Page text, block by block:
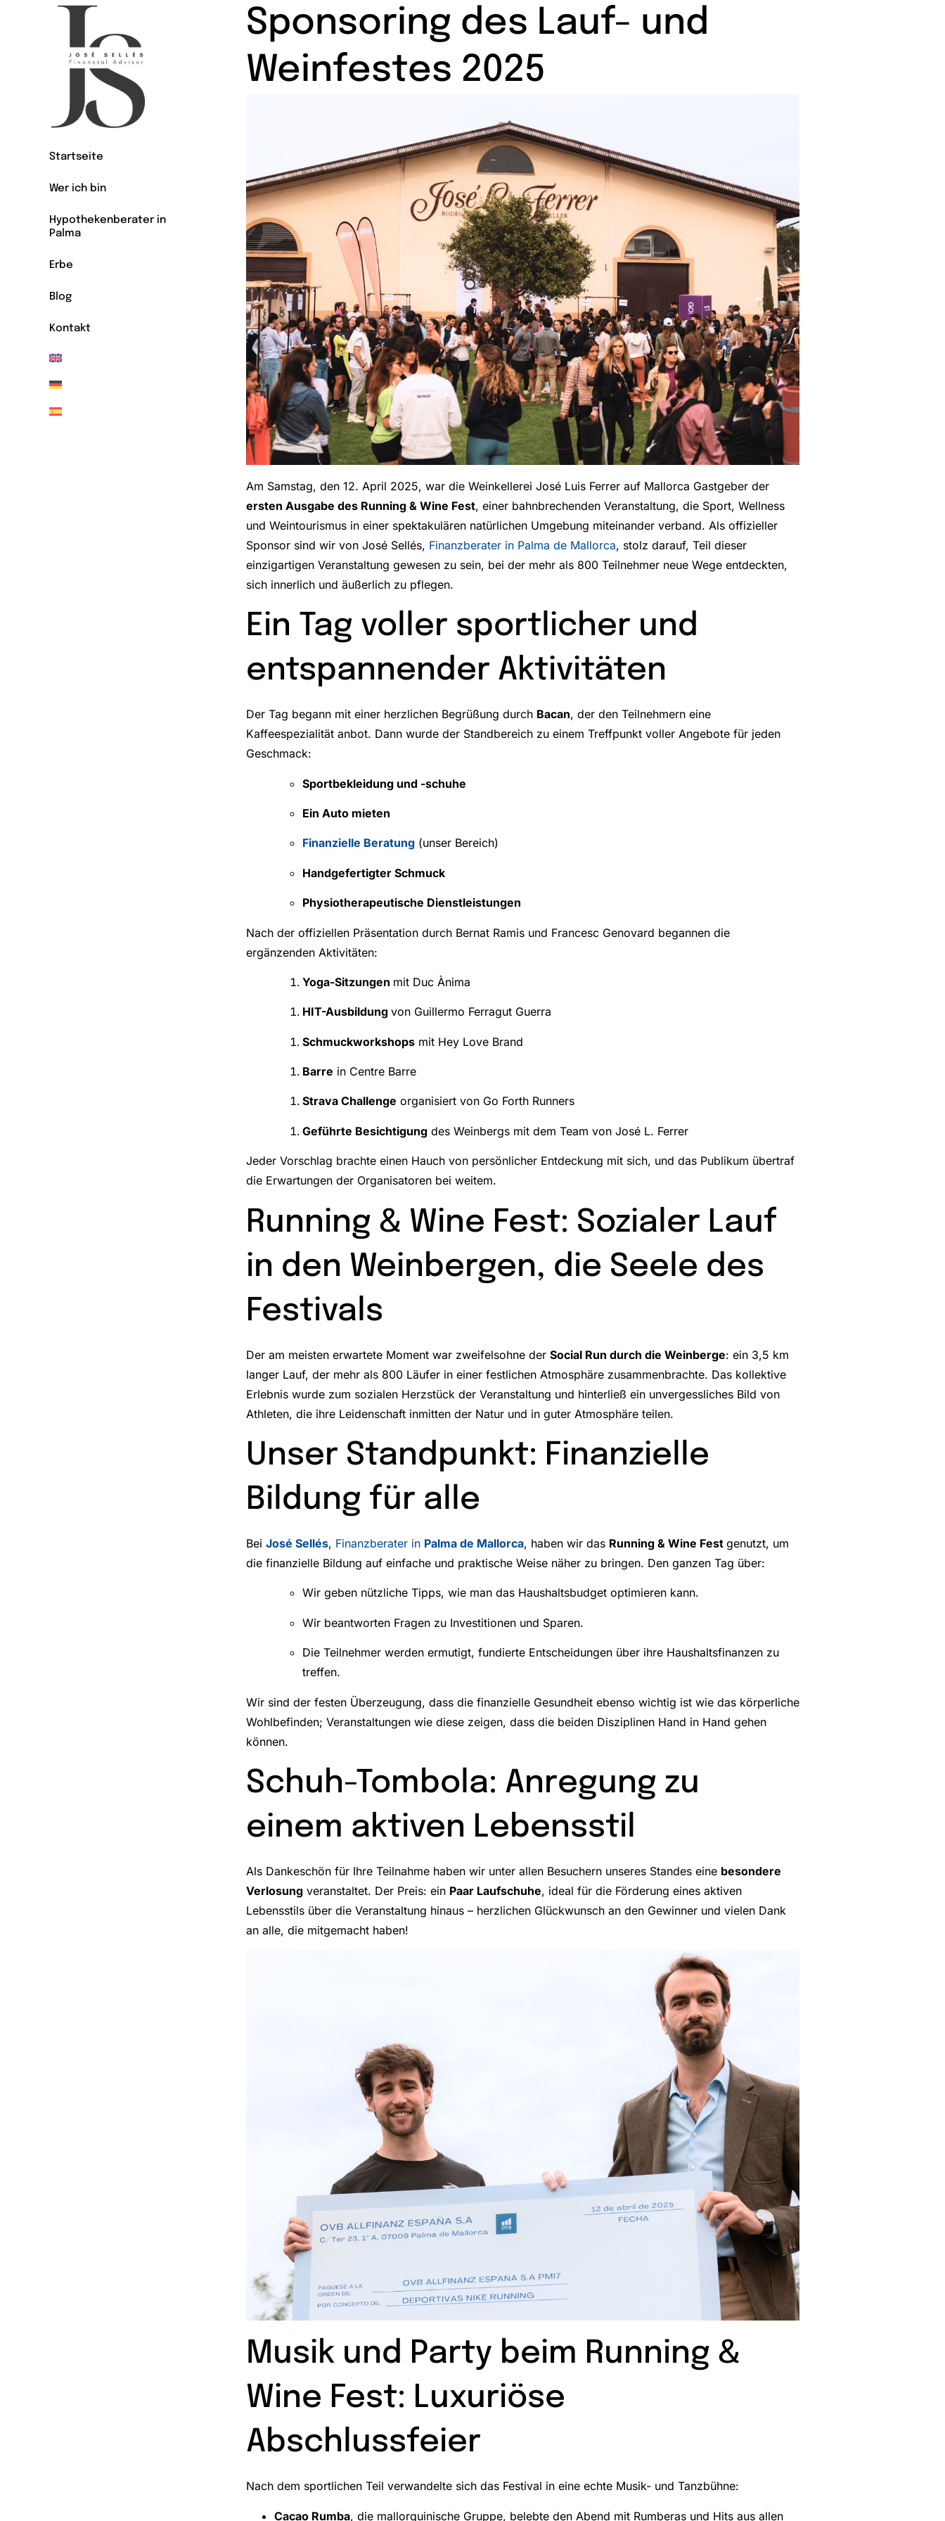
Startseite
Wer ich bin
Hypothekenberater in
Palma
Erbe
Blog
Kontakt
Sponsoring des Lauf- und
Weinfestes 2025
Am Samstag, den 12. April 2025, war die Weinkellerei José Luis Ferrer auf Mallorca Gastgeber der
ersten Ausgabe des Running & Wine Fest, einer bahnbrechenden Veranstaltung, die Sport, Wellness
und Weintourismus in einer spektakulären natürlichen Umgebung miteinander verband. Als offizieller
Sponsor sind wir von José Sellés, Finanzberater in Palma de Mallorca, stolz darauf, Teil dieser
einzigartigen Veranstaltung gewesen zu sein, bei der mehr als 800 Teilnehmer neue Wege entdeckten,
sich innerlich und äußerlich zu pflegen.
Ein Tag voller sportlicher und
entspannender Aktivitäten
Der Tag begann mit einer herzlichen Begrüßung durch Bacan, der den Teilnehmern eine
Kaffeespezialität anbot. Dann wurde der Standbereich zu einem Treffpunkt voller Angebote für jeden
Geschmack:
Sportbekleidung und -schuhe
Ein Auto mieten
Finanzielle Beratung (unser Bereich)
Handgefertigter Schmuck
Physiotherapeutische Dienstleistungen
Nach der offiziellen Präsentation durch Bernat Ramis und Francesc Genovard begannen die
ergänzenden Aktivitäten:
Yoga-Sitzungen mit Duc Ànima
HIT-Ausbildung von Guillermo Ferragut Guerra
Schmuckworkshops mit Hey Love Brand
Barre in Centre Barre
Strava Challenge organisiert von Go Forth Runners
Geführte Besichtigung des Weinbergs mit dem Team von José L. Ferrer
Jeder Vorschlag brachte einen Hauch von persönlicher Entdeckung mit sich, und das Publikum übertraf
die Erwartungen der Organisatoren bei weitem.
Running & Wine Fest: Sozialer Lauf
in den Weinbergen, die Seele des
Festivals
Der am meisten erwartete Moment war zweifelsohne der Social Run durch die Weinberge: ein 3,5 km
langer Lauf, der mehr als 800 Läufer in einer festlichen Atmosphäre zusammenbrachte. Das kollektive
Erlebnis wurde zum sozialen Herzstück der Veranstaltung und hinterließ ein unvergessliches Bild von
Athleten, die ihre Leidenschaft inmitten der Natur und in guter Atmosphäre teilen.
Unser Standpunkt: Finanzielle
Bildung für alle
Bei José Sellés, Finanzberater in Palma de Mallorca, haben wir das Running & Wine Fest genutzt, um
die finanzielle Bildung auf einfache und praktische Weise näher zu bringen. Den ganzen Tag über:
Wir geben nützliche Tipps, wie man das Haushaltsbudget optimieren kann.
Wir beantworten Fragen zu Investitionen und Sparen.
Die Teilnehmer werden ermutigt, fundierte Entscheidungen über ihre Haushaltsfinanzen zu
treffen.
Wir sind der festen Überzeugung, dass die finanzielle Gesundheit ebenso wichtig ist wie das körperliche
Wohlbefinden; Veranstaltungen wie diese zeigen, dass die beiden Disziplinen Hand in Hand gehen
können.
Schuh-Tombola: Anregung zu
einem aktiven Lebensstil
Als Dankeschön für Ihre Teilnahme haben wir unter allen Besuchern unseres Standes eine besondere
Verlosung veranstaltet. Der Preis: ein Paar Laufschuhe, ideal für die Förderung eines aktiven
Lebensstils über die Veranstaltung hinaus – herzlichen Glückwunsch an den Gewinner und vielen Dank
an alle, die mitgemacht haben!
Musik und Party beim Running &
Wine Fest: Luxuriöse
Abschlussfeier
Nach dem sportlichen Teil verwandelte sich das Festival in eine echte Musik- und Tanzbühne:
Cacao Rumba, die mallorquinische Gruppe, belebte den Abend mit Rumberas und Hits aus allen